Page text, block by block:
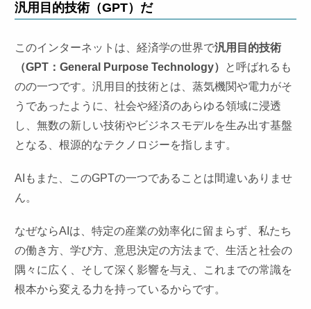
汎用目的技術（GPT）だ
このインターネットは、経済学の世界で汎用目的技術
（GPT：General Purpose Technology）
と呼ばれるも
のの一つです。汎用目的技術とは、蒸気機関や電力がそ
うであったように、社会や経済のあらゆる領域に浸透
し、無数の新しい技術やビジネスモデルを生み出す基盤
となる、根源的なテクノロジーを指します。
AIもまた、このGPTの一つであることは間違いありませ
ん。
なぜならAIは、特定の産業の効率化に留まらず、私たち
の働き方、学び方、意思決定の方法まで、生活と社会の
隅々に広く、そして深く影響を与え、これまでの常識を
根本から変える力を持っているからです。